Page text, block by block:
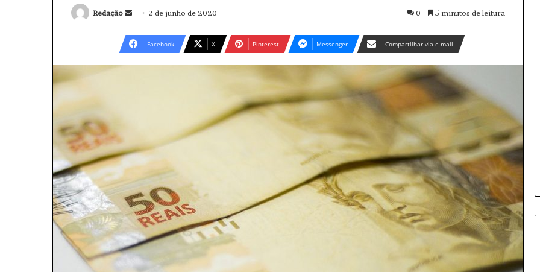
Redação
n
a
2 de junho de 2020 0 5 minutos de leitura
Facebook X Pinterest Messenger Compartilhar via e-mail